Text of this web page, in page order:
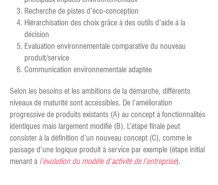
Recherche de pistes d’éco-conception
Hiérarchisation des choix grâce à des outils d’aide à la
décision
Evaluation environnementale comparative du nouveau
produit/service
Communication environnementale adaptée
Selon les besoins et les ambitions de la démarche, différents
niveaux de maturité sont accessibles. De l’amélioration
progressive de produits existants (A) au concept à fonctionnalités
identiques mais largement modifié (B). L’étape finale peut
consister à la définition d’un nouveau concept (C), comme le
passage d’une logique produit à service par exemple (étape initial
menant à l’évolution du modèle d’activité de l’entreprise).